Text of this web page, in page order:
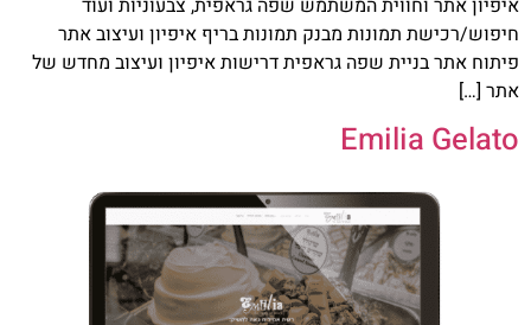
איפיון אתר וחווית המשתמש שפה גראפית, צבעוניות ועוד
חיפוש/רכישת תמונות מבנק תמונות בריף איפיון ועיצוב אתר
פיתוח אתר בניית שפה גראפית דרישות איפיון ועיצוב מחדש של
אתר […]
Emilia Gelato